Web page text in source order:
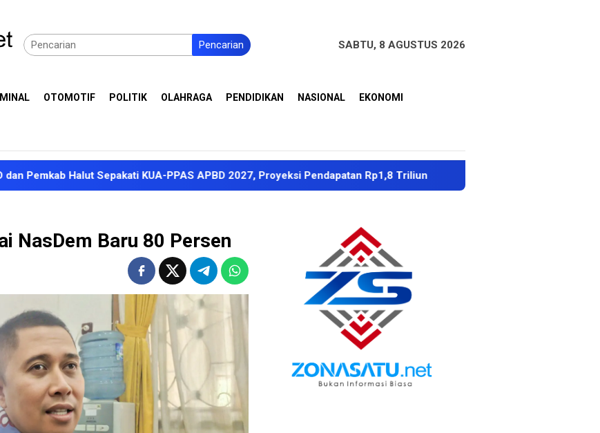
Pencarian SABTU, 8 AGUSTUS 2026
OTOMOTIF POLITIK OLAHRAGA PENDIDIKAN NASIONAL EKONOMI
Halut Sepakati KUA-PPAS APBD 2027, Proyeksi Pendapatan Rp1,8 Triliun Dubes Singapura Apresiasi
NasDem Baru 80 Persen